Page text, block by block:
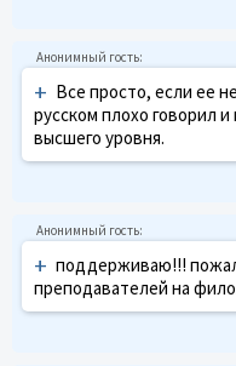
+ Все просто, если ее
русском плохо говорил
высшего уровня.
+ поддерживаю!!!
преподавателей на